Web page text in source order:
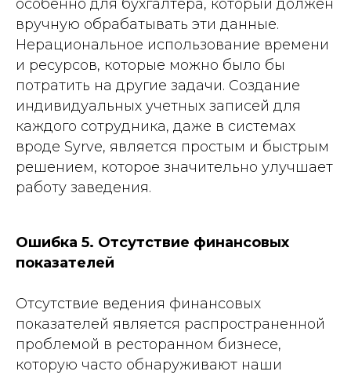
особенно для бухгалтера, который должен
вручную обрабатывать эти данные.
Нерациональное использование времени
и ресурсов, которые можно было бы
потратить на другие задачи. Создание
индивидуальных учетных записей для
каждого сотрудника, даже в системах
вроде Syrve, является простым и быстрым
решением, которое значительно улучшает
работу заведения.
Ошибка 5. Отсутствие финансовых
показателей
Отсутствие ведения финансовых
показателей является распространенной
проблемой в ресторанном бизнесе,
которую часто обнаруживают наши